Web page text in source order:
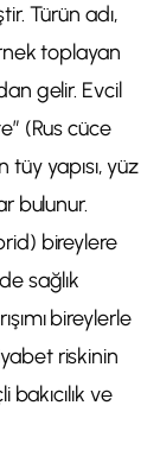
Türün adı,
toplayan
gelir. Evcil
(Rus cüce
tüy yapısı, yüz
bulunur.
bireylere
sağlık
bireylerle
riskinin
ve